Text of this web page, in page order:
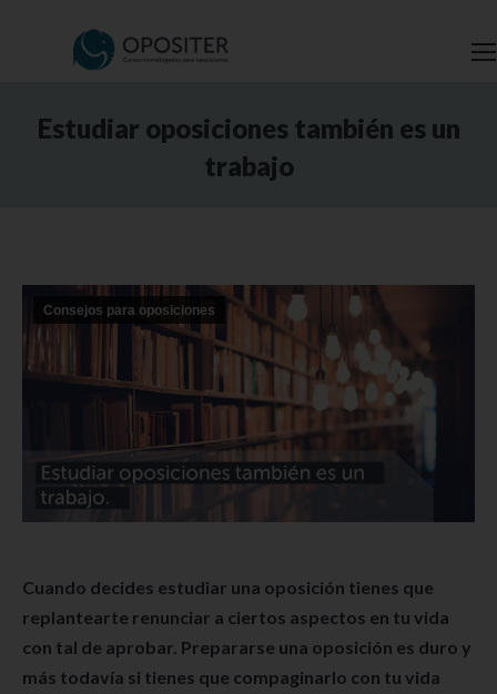
Estudiar oposiciones también es un
trabajo
Consejos para oposiciones
Cuando decides estudiar una oposición tienes que
replantearte renunciar a ciertos aspectos en tu vida
con tal de aprobar. Prepararse una oposición es duro y
más todavía si tienes que compaginarlo con tu vida